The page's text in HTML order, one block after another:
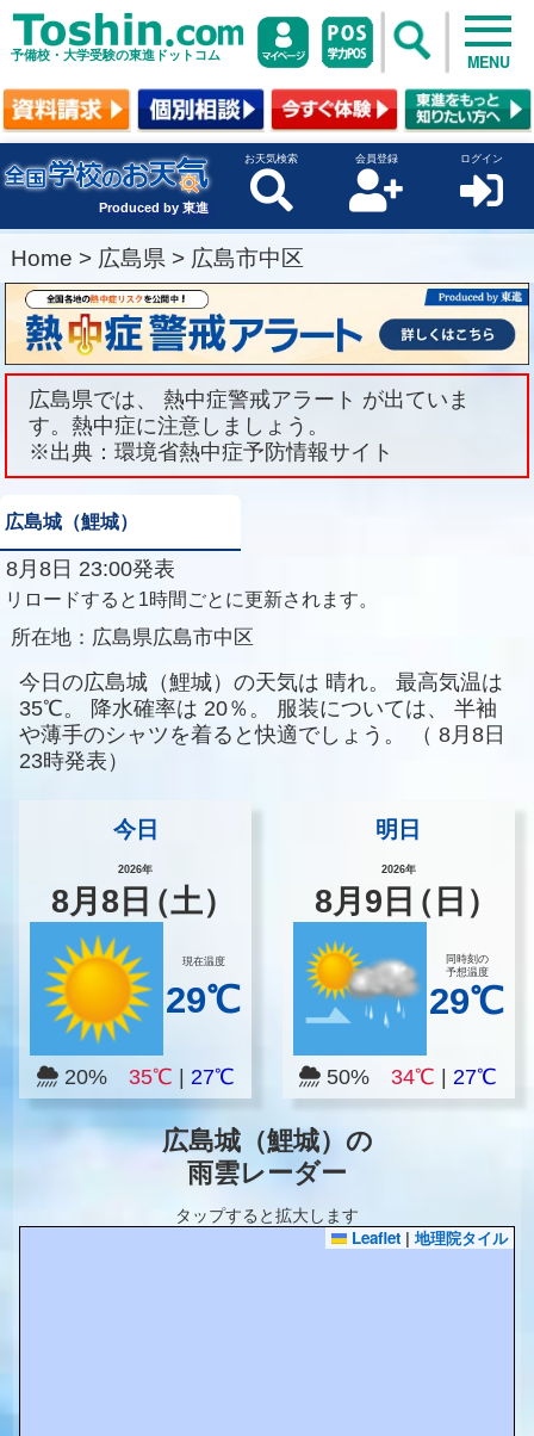
予備校・大学受験の東進ドットコム MENU
Produced by 東進
お天気検索 会員登録 ログイン
Home > 広島県 > 広島市中区
広島県では、 熱中症警戒アラート が出ていま
す。熱中症に注意しましょう。
※出典：環境省熱中症予防情報サイト
広島城（鯉城）
8月8日 23:00発表
リロードすると1時間ごとに更新されます。
所在地： 広島県広島市中区
今日の広島城（鯉城）の天気は 晴れ。
最高気温は
35℃。
降水確率は 20％。 服装については、
半袖
や薄手のシャツを着ると快適でしょう。
（ 8月8日
23時発表）
今日
2026年
8月8 日（土）
現在温度
29℃
20% 35℃ 27℃
明日
2026年
8月 9 日（日）
同時刻の
予想温度
29℃
50%34℃ |27℃
広島城（鯉城）の
雨雲レーダー
タップすると拡大します
Leaflet | 地理院タイル